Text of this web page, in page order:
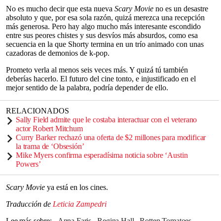
No es mucho decir que esta nueva Scary Movie no es un desastre
absoluto y que, por esa sola razón, quizá merezca una recepción
más generosa. Pero hay algo mucho más interesante escondido
entre sus peores chistes y sus desvíos más absurdos, como esa
secuencia en la que Shorty termina en un trío animado con unas
cazadoras de demonios de k-pop.
Prometo verla al menos seis veces más. Y quizá tú también
deberías hacerlo. El futuro del cine tonto, e injustificado en el
mejor sentido de la palabra, podría depender de ello.
RELACIONADOS
Sally Field admite que le costaba interactuar con el veterano
actor Robert Mitchum
Curry Barker rechazó una oferta de $2 millones para modificar
la trama de ‘Obsesión’
Mike Myers confirma esperadísima noticia sobre ‘Austin
Powers’
Scary Movie ya está en los cines.
Traducción de Leticia Zampedri